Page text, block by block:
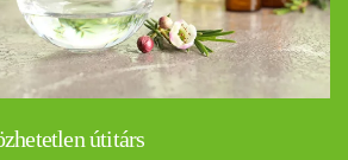
útitárs